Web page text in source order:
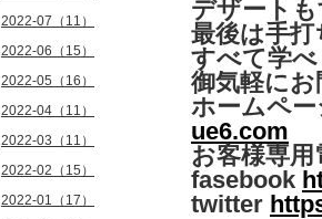
デザート
最後は手
すべて学
御気軽に
ホームペ
ue6.com
お客様専用
fasebook
twitter
2022-07（11）
2022-06（15）
2022-05（16）
2022-04（11）
2022-03（11）
2022-02（15）
2022-01（17）